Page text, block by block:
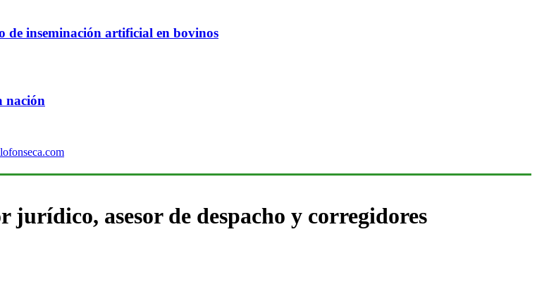
de inseminación artificial en bovinos
nación
jurídico, asesor de despacho y corregidores